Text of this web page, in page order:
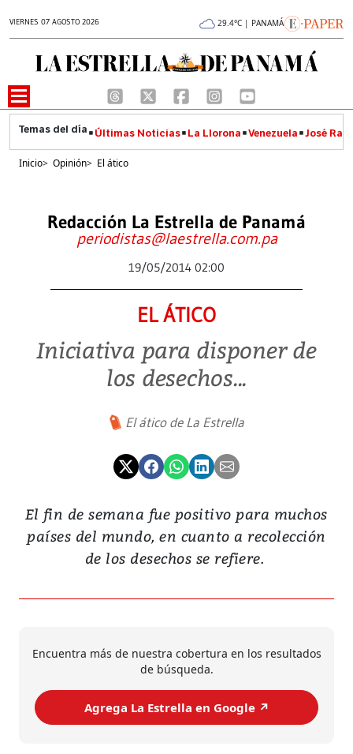
VIERNES 07 AGOSTO 2026 29.4°C | PANAMÁ
Últimas Noticias La Llorona Venezuela José
Inicio> Opinión> El ático
Redacción La Estrella de Panamá
periodistas@laestrella.com.pa
19/05/2014 02:00
EL ÁTICO
Iniciativa para disponer de
los desechos...
El ático de La Estrella
El fin de semana fue positivo para muchos
países del mundo, en cuanto a recolección
de los desechos se refiere.
Encuentra más de nuestra cobertura en los resultados
de búsqueda.
Agrega La Estrella en Google ↗️